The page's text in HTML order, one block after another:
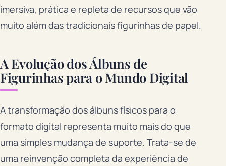
imersiva, prática e repleta de recursos que vão
muito além das tradicionais figurinhas de papel.
A Evolução dos Álbuns de
Figurinhas para o Mundo Digital
A transformação dos álbuns físicos para o
formato digital representa muito mais do que
uma simples mudança de suporte. Trata-se de
uma reinvenção completa da experiência de